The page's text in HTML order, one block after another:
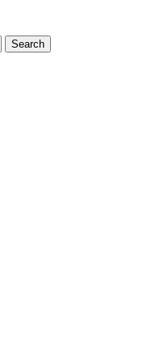
Search